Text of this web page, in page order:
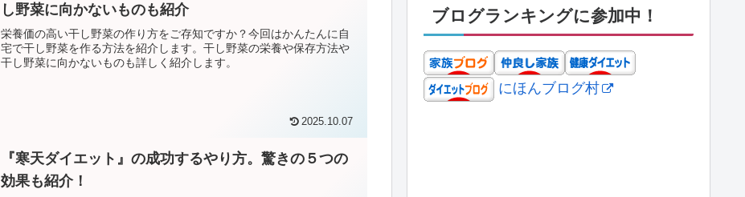
し野菜に向かないものも紹介
栄養価の高い干し野菜の作り方をご存知ですか？今回はかんたんに自
宅で干し野菜を作る方法を紹介します。干し野菜の栄養や保存方法や
干し野菜に向かないものも詳しく紹介します。
2025.10.07
『寒天ダイエット』の成功するやり方。驚きの５つの
効果も紹介！
ブログランキングに参加中！
にほんブログ村